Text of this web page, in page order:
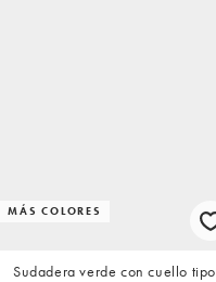
MÁS COLORES
Sudadera verde con cuello tipo